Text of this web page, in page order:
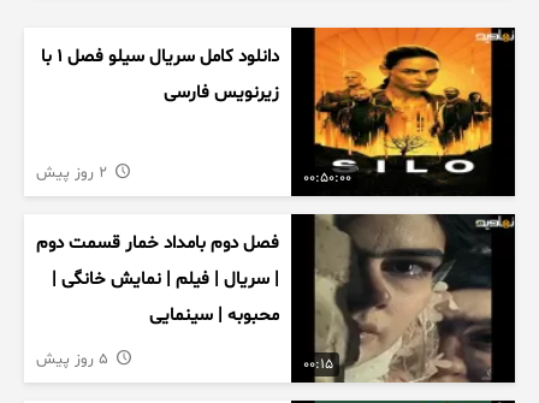
00:50:00
دانلود کامل سریال سیلو فصل ۱ با
زیرنویس فارسی
00:15
فصل دوم بامداد خمار قسمت دوم
| سریال | فیلم | نمایش خانگی |
محبوبه | سینمایی